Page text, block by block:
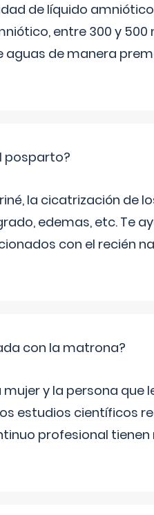
de líquido
entre 300 y 500
de manera
posparto?
la cicatrización de
edemas, etc. Te
con el recién na
con la matrona?
y la persona que
estudios científicos
profesional